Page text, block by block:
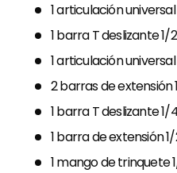
1 articulación universal
1 barra T deslizante 1/
1 articulación
2 barras de extensión
1 barra T deslizante 1/
1 barra de extensión 1/
1 mango de trinquete